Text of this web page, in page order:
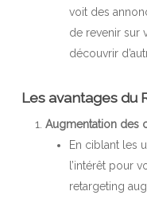
voit des
de revenir sur
découvrir
Les avantages du
Augmentation des
En ciblant les
l’intérêt pour
retargeting